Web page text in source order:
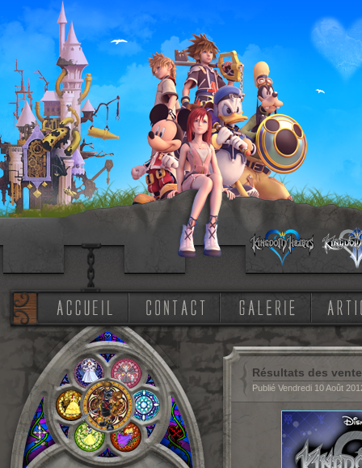
Résultats des
Publié Vendredi 10 Août